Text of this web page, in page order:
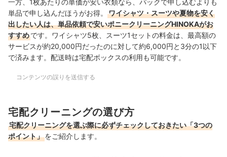
一方、1枚あたりの単価が安い衣類なら、パックで申し込むよりも
単品で申し込んだほうがお得。
ワイシャツ・スーツや夏物を安く
出したい人は、単品依頼で安いポニークリーニングHINOKAがお
すすめです。ワイシャツ5枚、スーツ1セットの料金は、最高額の
サービスが約20,000円だったのに対して約6,000円と3分の1以下
で済みます。配送時は宅配ボックスの利用も可能です。
コンテンツの誤りを送信する
宅配クリーニングの選び方
宅配クリーニングを選ぶ際に必ずチェックしておきたい「3つの
ポイント」をご紹介します。